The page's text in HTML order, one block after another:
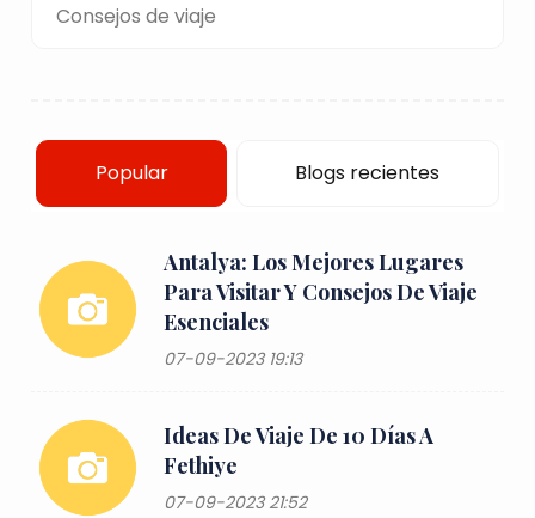
Consejos de viaje
Popular Blogs recientes
Antalya: Los Mejores Lugares
Para Visitar Y Consejos De Viaje
Esenciales
07-09-2023 19:13
Ideas De Viaje De 10 Días A
Fethiye
07-09-2023 21:52